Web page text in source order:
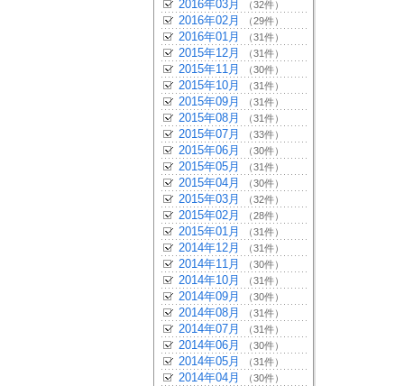
2016年03月 （32件）
2016年02月 （29件）
2016年01月 （31件）
2015年12月 （31件）
2015年11月 （30件）
2015年10月 （31件）
2015年09月 （31件）
2015年08月 （31件）
2015年07月 （33件）
2015年06月 （30件）
2015年05月 （31件）
2015年04月 （30件）
2015年03月 （32件）
2015年02月 （28件）
2015年01月 （31件）
2014年12月 （31件）
2014年11月 （30件）
2014年10月 （31件）
2014年09月 （30件）
2014年08月 （31件）
2014年07月 （31件）
2014年06月 （30件）
2014年05月 （31件）
2014年04月 （30件）